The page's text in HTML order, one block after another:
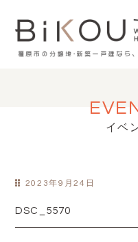
イベ
2023年9月24日
DSC_5570